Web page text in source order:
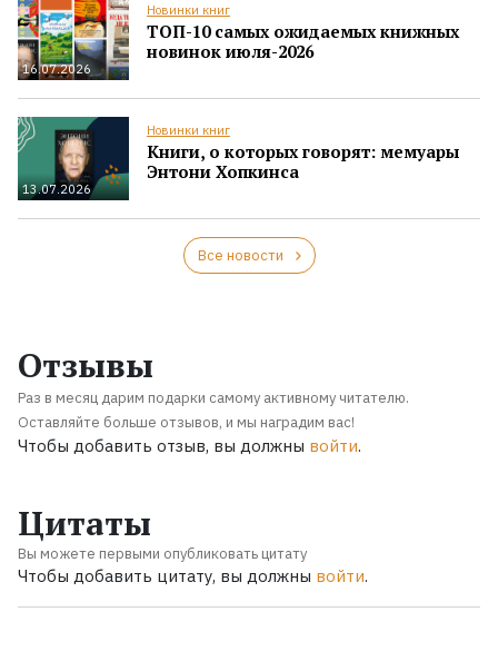
16.07.2026
Новинки книг
ТОП-10 самых ожидаемых книжных
новинок июля-2026
13.07.2026
Новинки книг
Книги, о которых говорят: мемуары
Энтони Хопкинса
Все новости
Отзывы
Раз в месяц дарим подарки самому активному читателю.
Оставляйте больше отзывов, и мы наградим вас!
Чтобы добавить отзыв, вы должны войти.
Цитаты
Вы можете первыми опубликовать цитату
Чтобы добавить цитату, вы должны войти.